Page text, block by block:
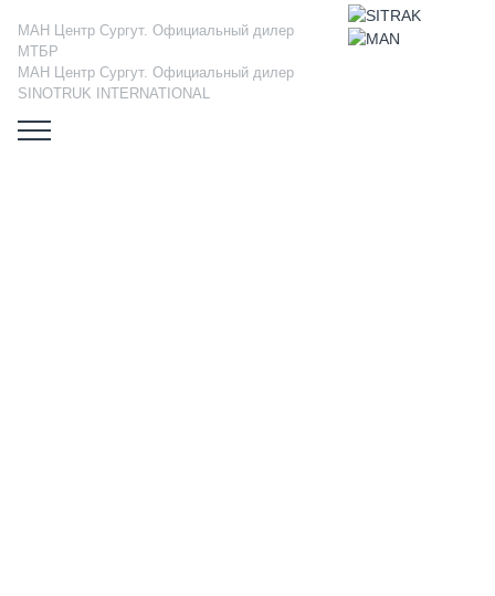
МАН Центр Сургут. Официальный дилер
МТБР
МАН Центр Сургут. Официальный дилер
SINOTRUK INTERNATIONAL